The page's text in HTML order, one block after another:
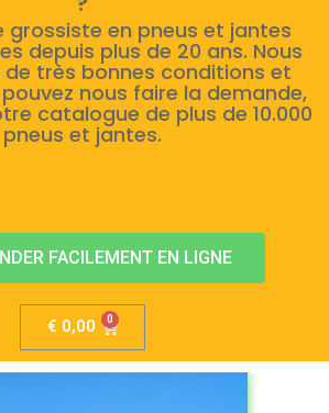
grossiste en pneus et jantes
depuis plus de 20 ans. Nous
très bonnes conditions et
nous faire la demande,
catalogue de plus de 10.000
pneus et jantes.
FACILEMENT EN LIGNE
€ 0,00